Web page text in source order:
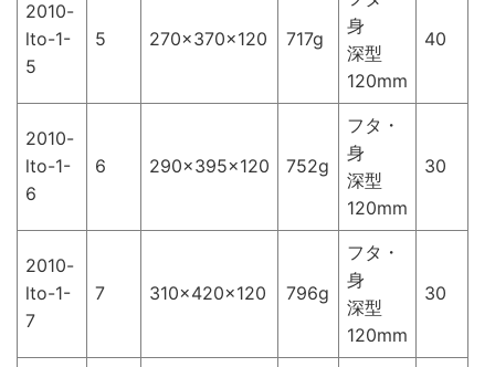
2010-
lto-1-
5
5 270×370×120 717g
身
深型
120mm
40
2010-
lto-1-
6
6 290×395×120 752g
フタ・
身
深型
120mm
30
2010-
lto-1-
7
7 310×420×120 796g
フタ・
身
深型
120mm
30